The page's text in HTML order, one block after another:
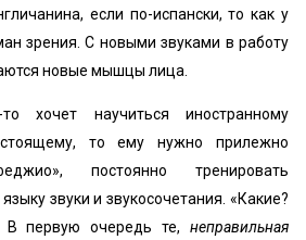
если по-испански, то как у
зрения. С новыми звуками в работу
новые мышцы лица.
хочет научиться иностранному
то ему нужно прилежно
постоянно тренировать
звуки и звукосочетания. «Какие?
В первую очередь те, неправильная